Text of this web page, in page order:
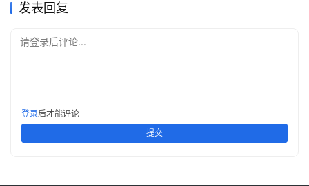
发表回复
请登录后评论...
登录后才能评论
提交